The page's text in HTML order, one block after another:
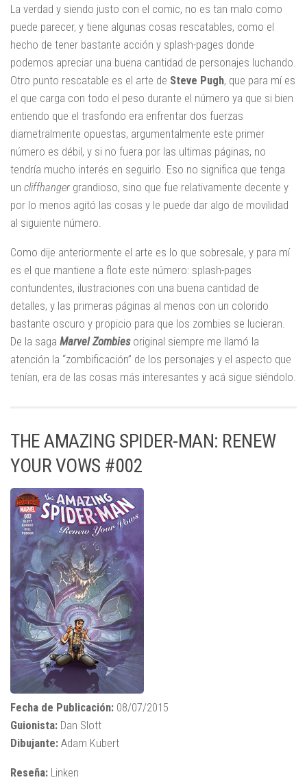
La verdad y siendo justo con el comic, no es tan malo como
puede parecer, y tiene algunas cosas rescatables, como el
hecho de tener bastante acción y splash-pages donde
podemos apreciar una buena cantidad de personajes luchando.
Otro punto rescatable es el arte de Steve Pugh, que para mí es
el que carga con todo el peso durante el número ya que si bien
entiendo que el trasfondo era enfrentar dos fuerzas
diametralmente opuestas, argumentalmente este primer
número es débil, y si no fuera por las ultimas páginas, no
tendría mucho interés en seguirlo. Eso no significa que tenga
un cliffhanger grandioso, sino que fue relativamente decente y
por lo menos agitó las cosas y le puede dar algo de movilidad
al siguiente número.
Como dije anteriormente el arte es lo que sobresale, y para mí
es el que mantiene a flote este número: splash-pages
contundentes, ilustraciones con una buena cantidad de
detalles, y las primeras páginas al menos con un colorido
bastante oscuro y propicio para que los zombies se lucieran.
De la saga Marvel Zombiesoriginal siempre me llamó la
atención la “zombificación” de los personajes y el aspecto que
tenían, era de las cosas más interesantes y acá sigue siéndolo.
THE AMAZING SPIDER-MAN: RENEW
YOUR VOWS #002
Fecha de Publicación: 08/07/2015
Guionista: Dan Slott
Dibujante: Adam Kubert
Reseña: Linken